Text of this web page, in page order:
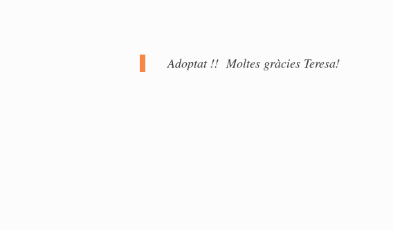
Adoptat !! Moltes gràcies Teresa!